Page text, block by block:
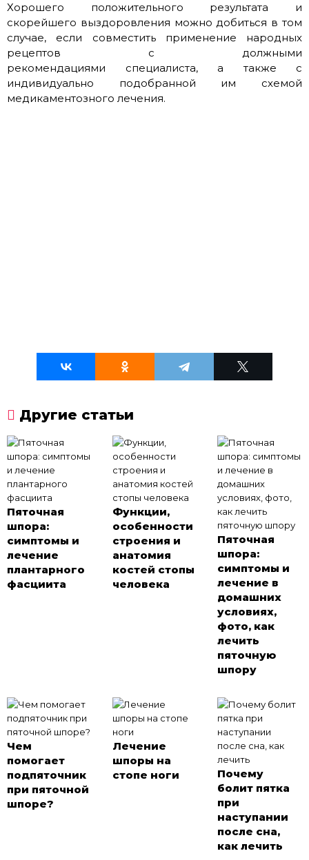
Хорошего положительного результата и
скорейшего выздоровления можно добиться в том
случае, если совместить применение народных
рецептов с должными
рекомендациями специалиста, а также с
индивидуально подобранной им схемой
медикаментозного лечения.
Другие статьи
Пяточная
шпора:
симптомы и
лечение
плантарного
фасциита
Функции,
особенности
строения и
анатомия
костей стопы
человека
Пяточная
шпора:
симптомы и
лечение в
домашних
условиях,
фото, как
лечить
пяточную
шпору
Чем
помогает
подпяточник
при пяточной
шпоре?
Лечение
шпоры на
стопе ноги
Почему
болит пятка
при
наступании
после сна,
как лечить